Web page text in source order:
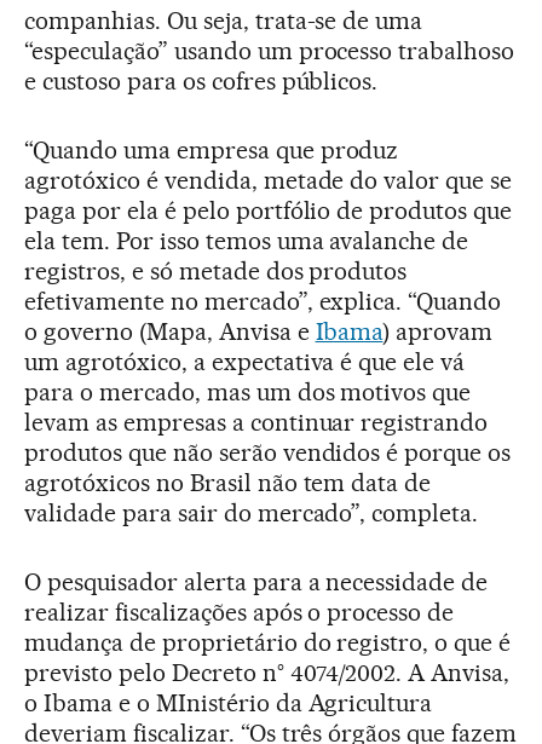
companhias. Ou seja, trata-se de uma
“especulação” usando um processo trabalhoso
e custoso para os cofres públicos.
“Quando uma empresa que produz
agrotóxico é vendida, metade do valor que se
paga por ela é pelo portfólio de produtos que
ela tem. Por isso temos uma avalanche de
registros, e só metade dos produtos
efetivamente no mercado”, explica. “Quando
o governo (Mapa, Anvisa e Ibama) aprovam
um agrotóxico, a expectativa é que ele vá
para o mercado, mas um dos motivos que
levam as empresas a continuar registrando
produtos que não serão vendidos é porque os
agrotóxicos no Brasil não tem data de
validade para sair do mercado”, completa.
O pesquisador alerta para a necessidade de
realizar fiscalizações após o processo de
mudança de proprietário do registro, o que é
previsto pelo Decreto n° 4074/2002. A Anvisa,
o Ibama e o MInistério da Agricultura
deveriam fiscalizar. “Os três órgãos que fazem